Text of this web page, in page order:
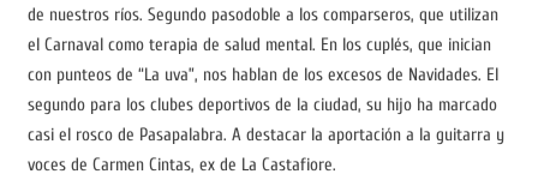
de nuestros ríos. Segundo pasodoble a los comparseros, que utilizan
el Carnaval como terapia de salud mental. En los cuplés, que inician
con punteos de “La uva”, nos hablan de los excesos de Navidades. El
segundo para los clubes deportivos de la ciudad, su hijo ha marcado
casi el rosco de Pasapalabra. A destacar la aportación a la guitarra y
voces de Carmen Cintas, ex de La Castafiore.